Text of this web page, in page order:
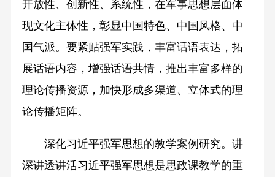
开放性、创新性、系统性，在军事思想层面体
现文化主体性，彰显中国特色、中国风格、中
国气派。要紧贴强军实践，丰富话语表达，拓
展话语内容，增强话语共情，推出丰富多样的
理论传播资源，加快形成多渠道、立体式的理
论传播矩阵。
深化习近平强军思想的教学案例研究。讲
深讲透讲活习近平强军思想是思政课教学的重